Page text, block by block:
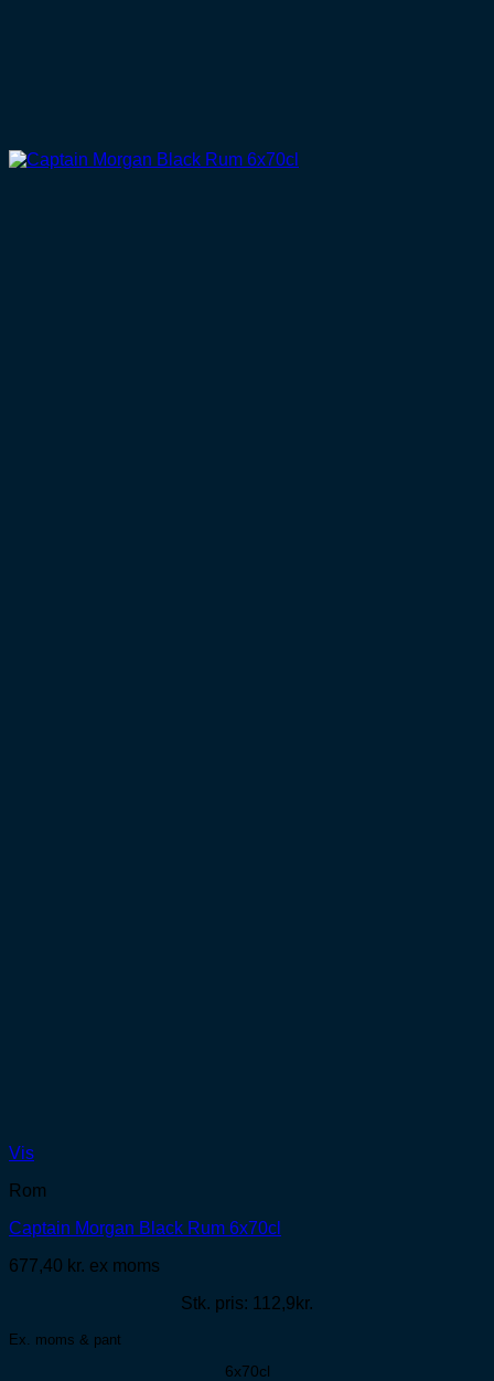
Vis
Rom
Captain Morgan Black Rum 6x70cl
677,40 kr. ex moms
Stk. pris: 112,9kr.
Ex. moms & pant
6x70cl